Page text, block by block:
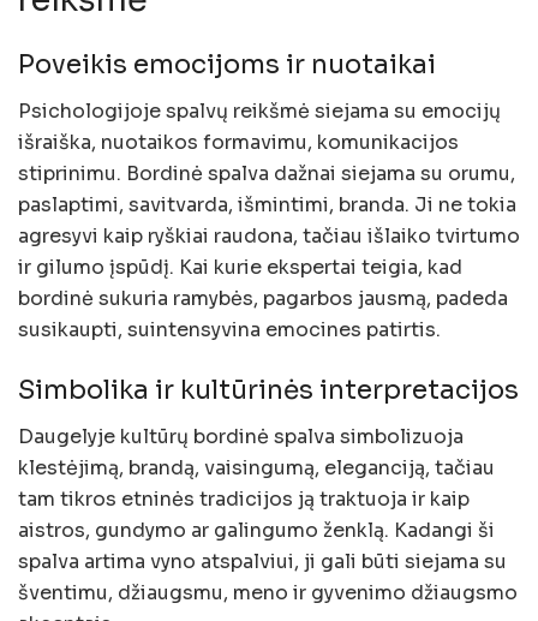
Poveikis emocijoms ir nuotaikai
Psichologijoje spalvų reikšmė siejama su emocijų
išraiška, nuotaikos formavimu, komunikacijos
stiprinimu. Bordinė spalva dažnai siejama su orumu,
paslaptimi, savitvarda, išmintimi, branda. Ji ne tokia
agresyvi kaip ryškiai raudona, tačiau išlaiko tvirtumo
ir gilumo įspūdį. Kai kurie ekspertai teigia, kad
bordinė sukuria ramybės, pagarbos jausmą, padeda
susikaupti, suintensyvina emocines patirtis.
Simbolika ir kultūrinės interpretacijos
Daugelyje kultūrų bordinė spalva simbolizuoja
klestėjimą, brandą, vaisingumą, eleganciją, tačiau
tam tikros etninės tradicijos ją traktuoja ir kaip
aistros, gundymo ar galingumo ženklą. Kadangi ši
spalva artima vyno atspalviui, ji gali būti siejama su
šventimu, džiaugsmu, meno ir gyvenimo džiaugsmo